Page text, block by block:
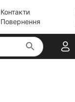
Контакти
Повернення